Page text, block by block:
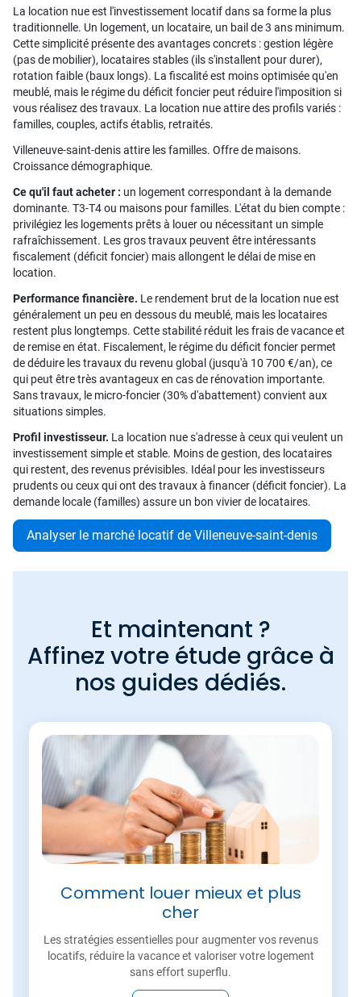
La location nue est l'investissement locatif dans sa forme la plus
traditionnelle. Un logement, un locataire, un bail de 3 ans minimum.
Cette simplicité présente des avantages concrets : gestion légère
(pas de mobilier), locataires stables (ils s'installent pour durer),
rotation faible (baux longs). La fiscalité est moins optimisée qu'en
meublé, mais le régime du déficit foncier peut réduire l'imposition si
vous réalisez des travaux. La location nue attire des profils variés :
familles, couples, actifs établis, retraités.
Villeneuve-saint-denis attire les familles. Offre de maisons.
Croissance démographique.
Ce qu'il faut acheter : un logement correspondant à la demande
dominante. T3-T4 ou maisons pour familles. L'état du bien compte :
privilégiez les logements prêts à louer ou nécessitant un simple
rafraîchissement. Les gros travaux peuvent être intéressants
fiscalement (déficit foncier) mais allongent le délai de mise en
location.
Performance financière. Le rendement brut de la location nue est
généralement un peu en dessous du meublé, mais les locataires
restent plus longtemps. Cette stabilité réduit les frais de vacance et
de remise en état. Fiscalement, le régime du déficit foncier permet
de déduire les travaux du revenu global (jusqu'à 10 700 €/an), ce
qui peut être très avantageux en cas de rénovation importante.
Sans travaux, le micro-foncier (30% d'abattement) convient aux
situations simples.
Profil investisseur. La location nue s'adresse à ceux qui veulent un
investissement simple et stable. Moins de gestion, des locataires
qui restent, des revenus prévisibles. Idéal pour les investisseurs
prudents ou ceux qui ont des travaux à financer (déficit foncier). La
demande locale (familles) assure un bon vivier de locataires.
Analyser le marché locatif de Villeneuve-saint-denis
Et maintenant ?
Affinez votre étude grâce à
nos guides dédiés.
Comment louer mieux et plus
cher
Les stratégies essentielles pour augmenter vos revenus
locatifs, réduire la vacance et valoriser votre logement
sans effort superflu.